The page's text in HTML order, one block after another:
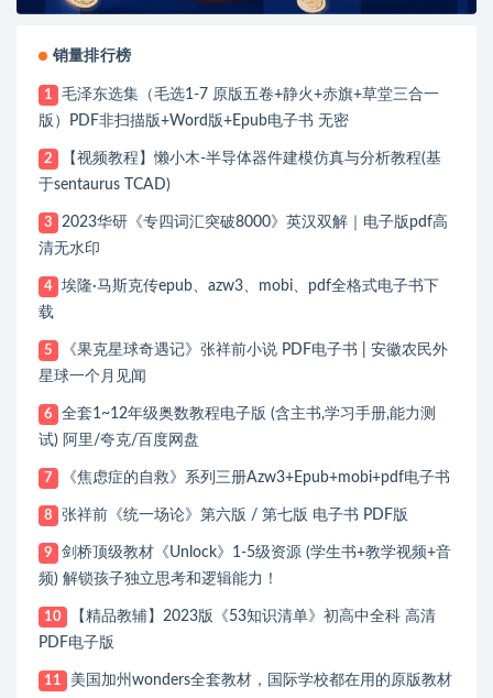
销量排行榜
1
毛泽东选集（毛选1-7 原版五卷+静火+赤旗+草堂三合一
版）PDF非扫描版+Word版+Epub电子书 无密
2
【视频教程】懒小木-半导体器件建模仿真与分析教程(基
于sentaurus TCAD)
3
2023华研《专四词汇突破8000》英汉双解｜电子版pdf高
清无水印
4
埃隆·马斯克传epub、azw3、mobi、pdf全格式电子书下
载
5
《果克星球奇遇记》张祥前小说 PDF电子书 | 安徽农民外
星球一个月见闻
6
全套1~12年级奥数教程电子版 (含主书,学习手册,能力测
试) 阿里/夸克/百度网盘
7 《焦虑症的自救》系列三册Azw3+Epub+mobi+pdf电子书
8 张祥前《统一场论》第六版 / 第七版 电子书 PDF版
9
剑桥顶级教材《Unlock》1-5级资源 (学生书+教学视频+音
频) 解锁孩子独立思考和逻辑能力！
10
【精品教辅】2023版《53知识清单》初高中全科 高清
PDF电子版
11
美国加州wonders全套教材，国际学校都在用的原版教材